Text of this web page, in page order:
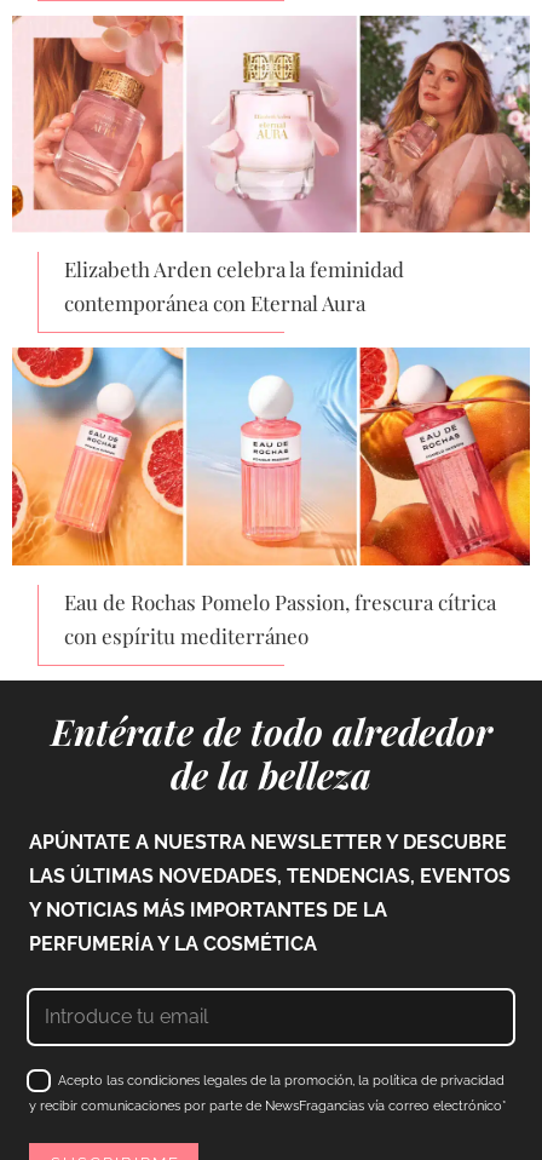
Elizabeth Arden celebra la feminidad
contemporánea con Eternal Aura
Eau de Rochas Pomelo Passion, frescura cítrica
con espíritu mediterráneo
Entérate de todo alrededor
de la belleza
APÚNTATE A NUESTRA NEWSLETTER Y DESCUBRE
LAS ÚLTIMAS NOVEDADES, TENDENCIAS, EVENTOS
Y NOTICIAS MÁS IMPORTANTES DE LA
PERFUMERÍA Y LA COSMÉTICA
Acepto las condiciones legales de la promoción, la política de privacidad
y recibir comunicaciones por parte de NewsFragancias vía correo electrónico*